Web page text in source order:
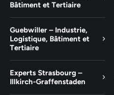
Bâtiment et Tertiaire
Guebwiller – Industrie,
Logistique, Bâtiment et
Tertiaire
Experts Strasbourg –
Illkirch-Graffenstaden